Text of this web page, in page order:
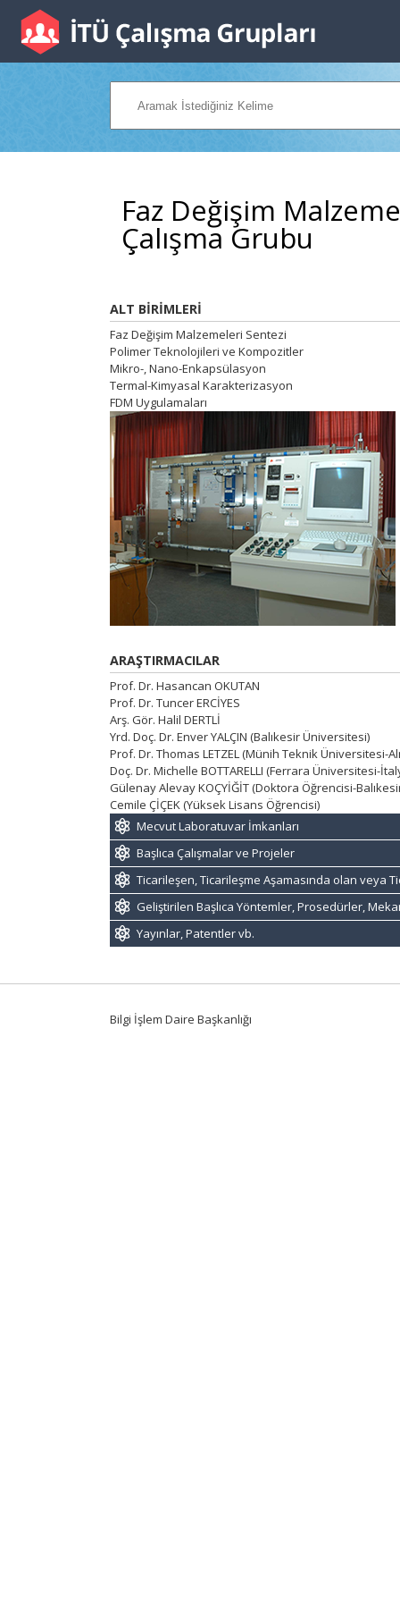
Faz Değişim
Çalışma Grubu
ALT BİRİMLERİ
Faz Değişim Malzemeleri Sentezi
Polimer Teknolojileri ve Kompozitler
Mikro-, Nano-Enkapsülasyon
Termal-Kimyasal Karakterizasyon
FDM Uygulamaları
ARAŞTIRMACILAR
Prof. Dr. Hasancan OKUTAN
Prof. Dr. Tuncer ERCİYES
Arş. Gör. Halil DERTLİ
Yrd. Doç. Dr. Enver YALÇIN (Balıkesir Üniversitesi)
Prof. Dr. Thomas LETZEL (Münih Teknik Üniversitesi-
Doç. Dr. Michelle BOTTARELLI (Ferrara Üniversitesi-
Gülenay Alevay KOÇYİĞİT (Doktora Öğrencisi-
Cemile ÇİÇEK (Yüksek Lisans Öğrencisi)
Mecvut Laboratuvar İmkanları
Başlıca Çalışmalar ve Projeler
Ticarileşen, Ticarileşme Aşamasında olan veya
Geliştirilen Başlıca Yöntemler, Prosedürler,
Yayınlar, Patentler vb.
Bilgi İşlem Daire Başkanlığı